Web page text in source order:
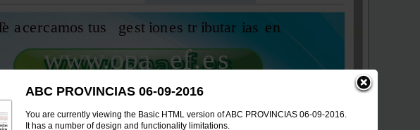
ABC PROVINCIAS 06-09-2016
You are currently viewing the Basic HTML version of ABC PROVINCIAS 06-09-2016.
It has a number of design and functionality limitations.
Dispon ble
para dar servicio
ORGANISMO DE ASISTENCIA ECONÓMICA Y FISCAL |Subsede electrónica
www.opa ef.es
e a cercamos tus gest iones tr ibutar ias en